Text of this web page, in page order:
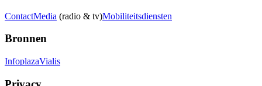
ContactMedia (radio & tv)Mobiliteitsdiensten
Bronnen
InfoplazaVialis